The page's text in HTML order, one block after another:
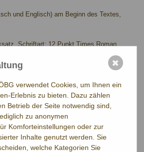
und Englisch) am Beginn des Textes,
Schriftart: 12 Punkt Times Roman.
Abbildungen, speziell von Symbolen und
Abschnitte unterteilt werden, z.B.:
verwendet Cookies, um Ihnen ein
Erlebnis zu bieten. Dazu zählen
Betrieb der Seite notwendig sind,
zu anonymen
Komforteinstellungen oder zur
Inhalte genutzt werden. Sie
welche Kategorien Sie
✖